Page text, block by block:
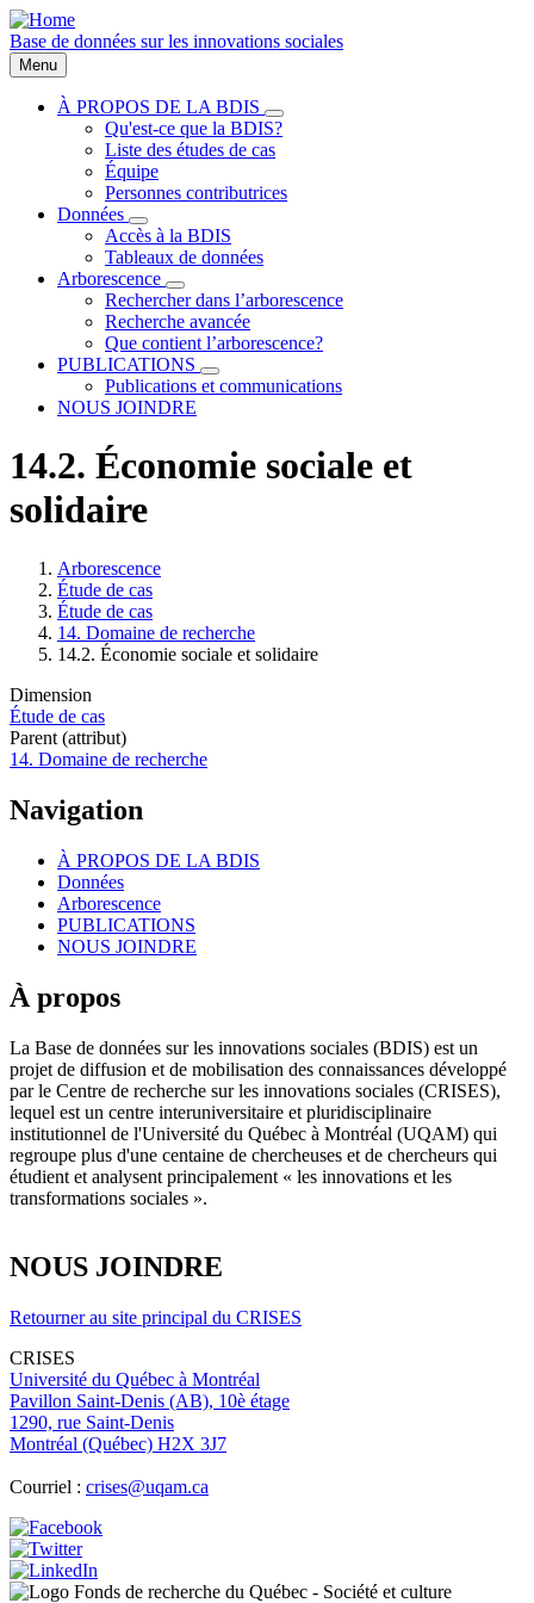
Aller
au
contenu
principal
Base de données sur les innovations sociales
Menu
navigation
À PROPOS DE LA BDIS
sous-
navigation
À
DE
Qu'est-ce que la BDIS?
Liste des études de cas
Équipe
Personnes contributrices
Données
sous-
navigation
Données
Accès à la BDIS
Tableaux de données
Arborescence
sous-
navigation
Arborescence
Rechercher dans l’arborescence
Recherche avancée
Que contient l’arborescence?
PUBLICATIONS
sous-
navigation
Publications et communications
NOUS JOINDRE
14.2. Économie sociale et
solidaire
Fil
d'Ariane
Arborescence
Étude de cas
Étude de cas
14. Domaine de recherche
14.2. Économie sociale et solidaire
Dimension
Étude de cas
Parent (attribut)
14. Domaine de recherche
Navigation
À PROPOS DE LA BDIS
Données
Arborescence
PUBLICATIONS
NOUS JOINDRE
À propos
La Base de données sur les innovations sociales (BDIS) est un
projet de diffusion et de mobilisation des connaissances développé
par le Centre de recherche sur les innovations sociales (CRISES),
lequel est un centre interuniversitaire et pluridisciplinaire
institutionnel de l'Université du Québec à Montréal (UQAM) qui
regroupe plus d'une centaine de chercheuses et de chercheurs qui
étudient et analysent principalement « les innovations et les
transformations sociales ».
NOUS JOINDRE
Retourner au site principal du CRISES
CRISES
Université du Québec à Montréal
Pavillon Saint-Denis (AB), 10è étage
1290, rue Saint-Denis
Montréal (Québec) H2X 3J7
Courriel : crises@uqam.ca
Image
Image
Image
Image